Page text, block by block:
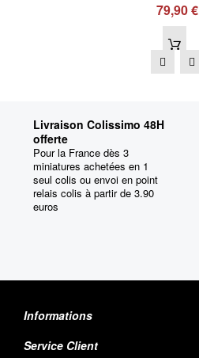
79,90 €
Livraison Colissimo 48H
offerte
Pour la France dès 3
miniatures achetées en 1
seul colis ou envoi en point
relais colis à partir de 3.90
euros
Informations
Service Client